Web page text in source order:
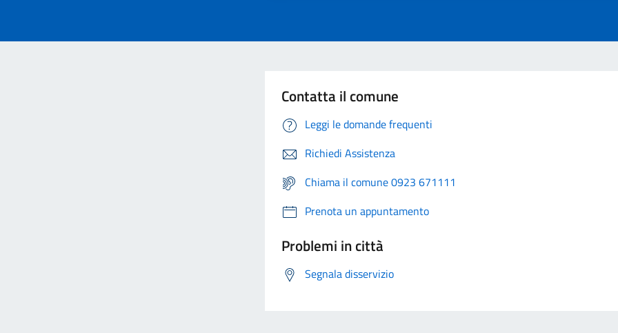
Contatta il comune
Leggi le domande frequenti
Richiedi Assistenza
Chiama il comune 0923 671111
Prenota un appuntamento
Problemi in città
Segnala disservizio